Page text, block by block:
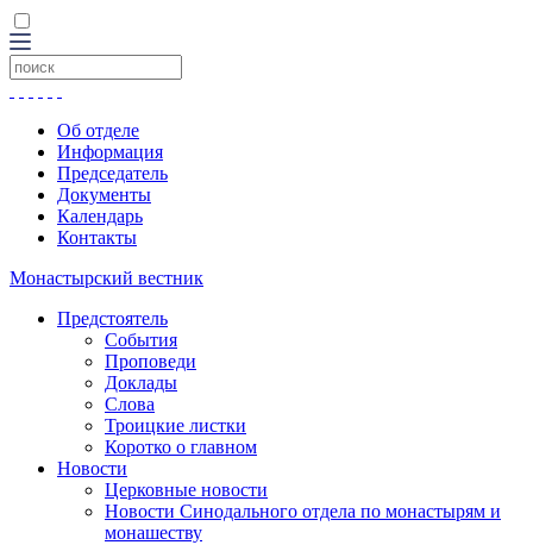
Об отделе
Информация
Председатель
Документы
Календарь
Контакты
Монастырский вестник
Предстоятель
События
Проповеди
Доклады
Слова
Троицкие листки
Коротко о главном
Новости
Церковные новости
Новости Синодального отдела по монастырям и
монашеству